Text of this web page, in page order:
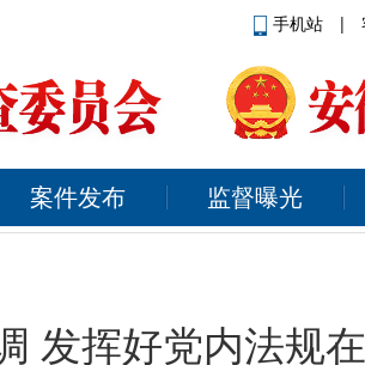
手机站 |
案件发布 监督曝光
发挥好党内法规